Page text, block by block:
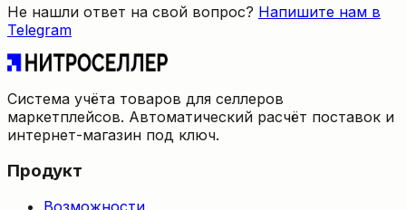
Не нашли ответ на свой вопрос? Напишите нам в
Telegram
Система учёта товаров для селлеров
маркетплейсов. Автоматический расчёт поставок и
интернет-магазин под ключ.
Продукт